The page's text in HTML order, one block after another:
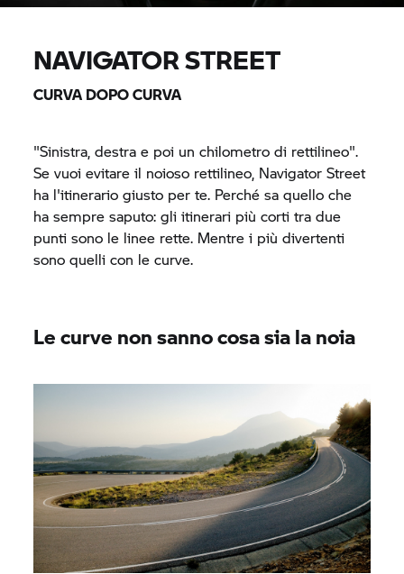
NAVIGATOR STREET
CURVA DOPO CURVA
"Sinistra, destra e poi un chilometro di rettilineo".
Se vuoi evitare il noioso rettilineo, Navigator Street
ha l'itinerario giusto per te. Perché sa quello che
ha sempre saputo: gli itinerari più corti tra due
punti sono le linee rette. Mentre i più divertenti
sono quelli con le curve.
Le curve non sanno cosa sia la noia